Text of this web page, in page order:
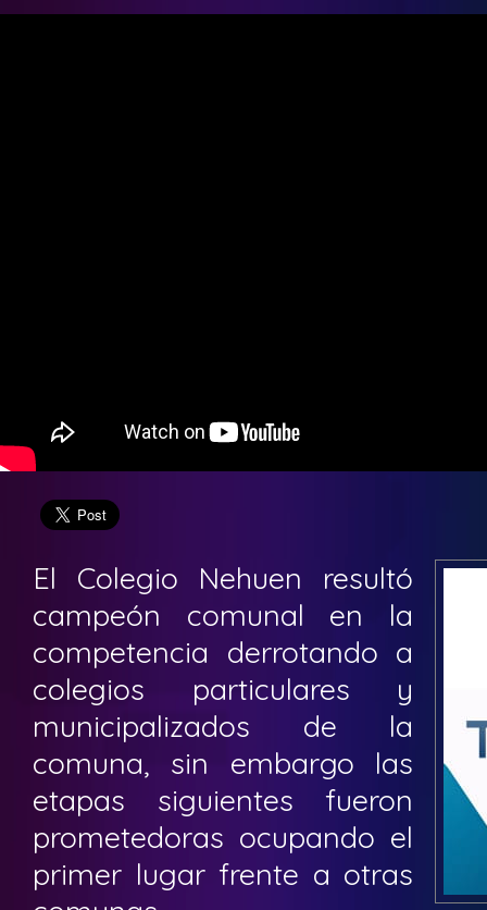
El Colegio Nehuen resultó
campeón comunal en la
competencia derrotando a
colegios particulares y
municipalizados de la
comuna, sin embargo las
etapas siguientes fueron
prometedoras ocupando el
primer lugar frente a otras